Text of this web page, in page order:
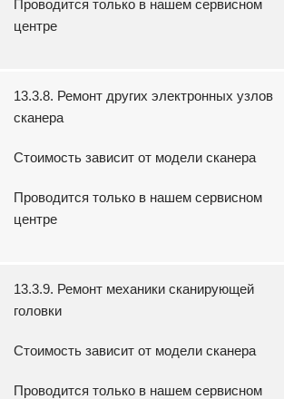
Проводится только в нашем сервисном
центре
13.3.8. Ремонт других электронных узлов
сканера
Стоимость зависит от модели сканера
Проводится только в нашем сервисном
центре
13.3.9. Ремонт механики сканирующей
головки
Стоимость зависит от модели сканера
Проводится только в нашем сервисном